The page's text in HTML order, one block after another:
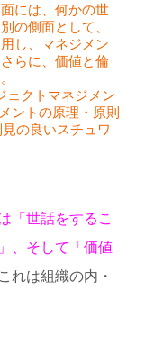
には、何かの世
の側面として、
し、マネジメン
らに、価値と倫
ェクトマネジメン
ントの原理・原則
の良いスチュワ
「世話をするこ
、そして「価値
れは組織の内・